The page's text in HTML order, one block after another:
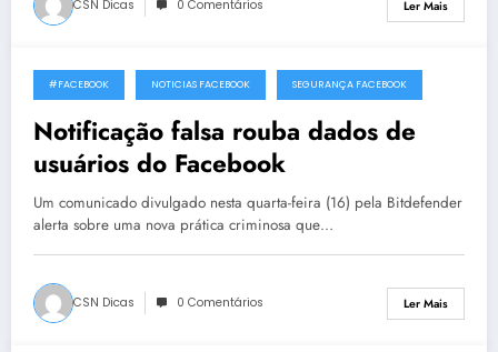
CSN Dicas 0 Comentários Ler Mais
6 de Junho, 2014
#FACEBOOK NOTICIAS FACEBOOK SEGURANÇA FACEBOOK
Notificação falsa rouba dados de
usuários do Facebook
Um comunicado divulgado nesta quarta-feira (16) pela Bitdefender
alerta sobre uma nova prática criminosa que…
CSN Dicas 0 Comentários Ler Mais